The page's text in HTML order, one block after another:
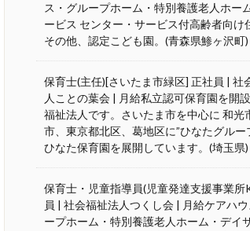
ス・グループホーム・特別養護老人ホー
ービス センター・サービス付高齢者向け
その他、認定こども園。(青森県鯵ヶ沢町)
保育士(主任)[さいたま市緑区] 正社員 | 社
人ことの葉会 | 月給私立認可保育園を開
福祉法人です。さいたま市を中心に 和光
市、東京都北区、葛地区に”ひなたグルー
ひなた保育園を展開しています。(埼玉県)
保育士・児童指導員(児童発達支援事業所
員 | 社会福祉法人つくし会 | 月給ケアハ
ープホーム・特別養護老人ホーム・デイ